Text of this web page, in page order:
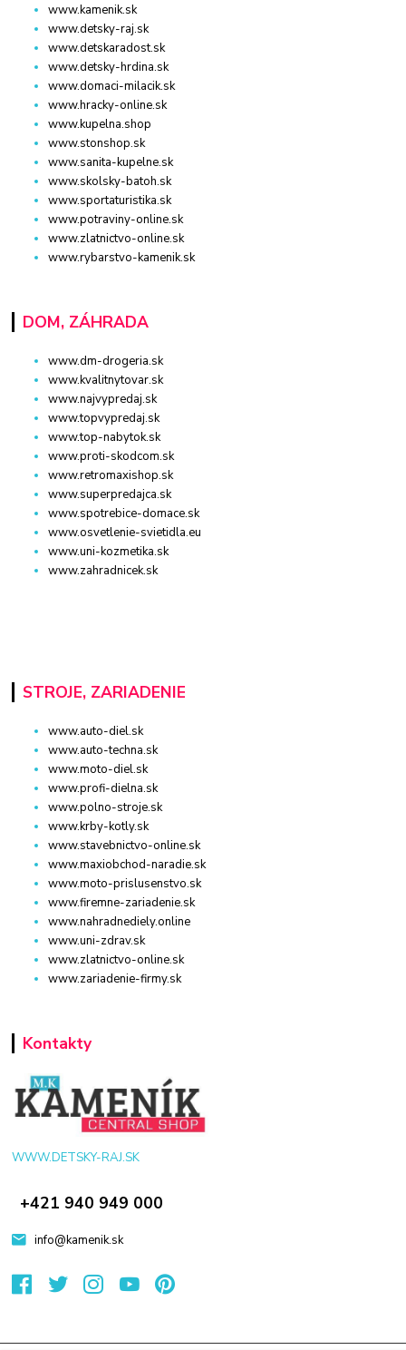
www.kamenik.sk
www.detsky-raj.sk
www.detskaradost.sk
www.detsky-hrdina.sk
www.domaci-milacik.sk
www.hracky-online.sk
www.kupelna.shop
www.stonshop.sk
www.sanita-kupelne.sk
www.skolsky-batoh.sk
www.sportaturistika.sk
www.potraviny-online.sk
www.zlatnictvo-online.sk
www.rybarstvo-kamenik.sk
DOM, ZÁHRADA
www.dm-drogeria.sk
www.kvalitnytovar.sk
www.najvypredaj.sk
www.topvypredaj.sk
www.top-nabytok.sk
www.proti-skodcom.sk
www.retromaxishop.sk
www.superpredajca.sk
www.spotrebice-domace.sk
www.osvetlenie-svietidla.eu
www.uni-kozmetika.sk
www.zahradnicek.sk
STROJE, ZARIADENIE
www.auto-diel.sk
www.auto-techna.sk
www.moto-diel.sk
www.profi-dielna.sk
www.polno-stroje.sk
www.krby-kotly.sk
www.stavebnictvo-online.sk
www.maxiobchod-naradie.sk
www.moto-prislusenstvo.sk
www.firemne-zariadenie.sk
www.nahradnediely.online
www.uni-zdrav.sk
www.zlatnictvo-online.sk
www.zariadenie-firmy.sk
Kontakty
WWW.DETSKY-RAJ.SK
+421 940 949 000
info@kamenik.sk